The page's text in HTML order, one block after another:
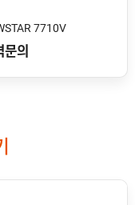
7710V
문의